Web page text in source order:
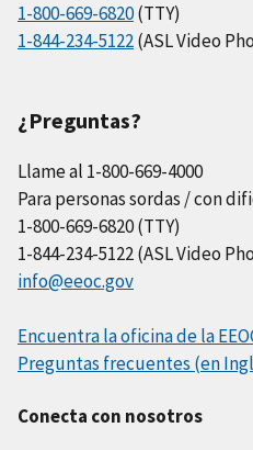
1-800-669-6820(TTY)
1-844-234-5122(ASL Video
¿Preguntas?
Llame al 1-800-669-4000
Para personas sordas / con
1-800-669-6820 (TTY)
1-844-234-5122 (ASL Video
info@eeoc.gov
Encuentra la oficina de la
Preguntas frecuentes (en
Conecta con nosotros